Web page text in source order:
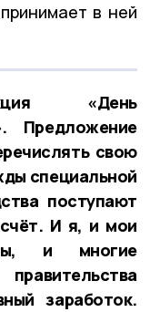
в ней
«День
Предложение
свою
специальной
поступают
И я, и мои
и многие
заработок.